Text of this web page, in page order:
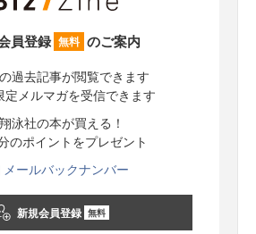
員登録 無料 のご案内
過去記事が閲覧できます
定メルマガを受信できます
翔泳社の本が買える！
のポイントをプレゼント
メールバックナンバー
新規会員登録 無料